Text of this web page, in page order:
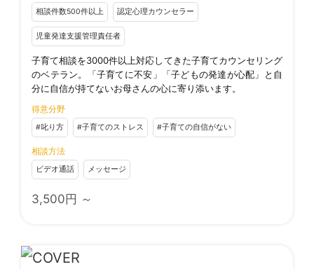
相談件数500件以上 認定心理カウンセラー
児童発達支援管理責任者
子育て相談を3000件以上対応してきた子育てカウンセリング
のベテラン。「子育てに不安」「子どもの発達が心配」と自
分に自信が持てないお母さんの心に寄り添います。
得意分野
#叱り方 #子育てのストレス #子育ての自信がない
相談方法
ビデオ通話 メッセージ
3,500円 ～